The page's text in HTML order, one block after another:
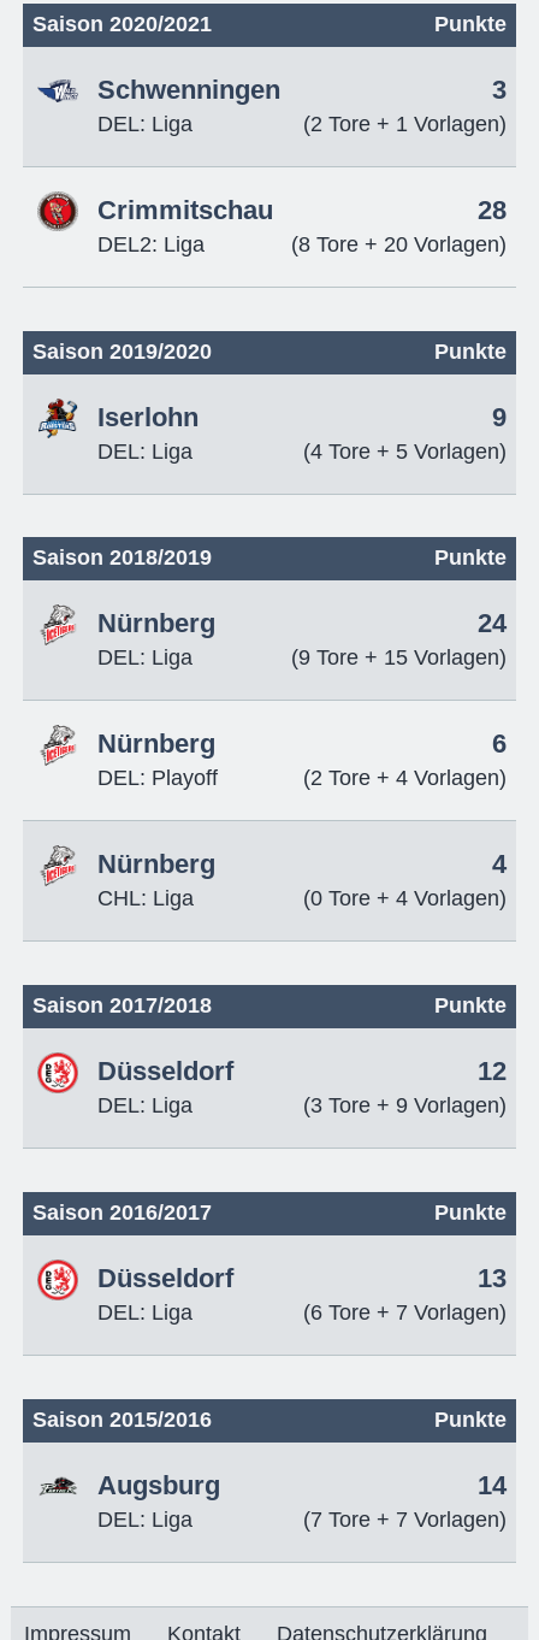
Saison 2020/2021 Punkte
Schwenningen
DEL: Liga
3
(2 Tore + 1 Vorlagen)
Crimmitschau
DEL2: Liga
28
(8 Tore + 20 Vorlagen)
Saison 2019/2020 Punkte
Iserlohn
DEL: Liga
9
(4 Tore + 5 Vorlagen)
Saison 2018/2019 Punkte
Nürnberg
DEL: Liga
24
(9 Tore + 15 Vorlagen)
Nürnberg
DEL: Playoff
6
(2 Tore + 4 Vorlagen)
Nürnberg
CHL: Liga
4
(0 Tore + 4 Vorlagen)
Saison 2017/2018 Punkte
Düsseldorf
DEL: Liga
12
(3 Tore + 9 Vorlagen)
Saison 2016/2017 Punkte
Düsseldorf
DEL: Liga
13
(6 Tore + 7 Vorlagen)
Saison 2015/2016 Punkte
Augsburg
DEL: Liga
14
(7 Tore + 7 Vorlagen)
Impressum Kontakt Datenschutzerklärung